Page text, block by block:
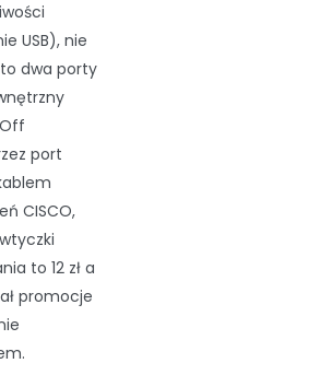
USB), nie
dwa porty
port
CISCO,
to 12 zł a
promocje